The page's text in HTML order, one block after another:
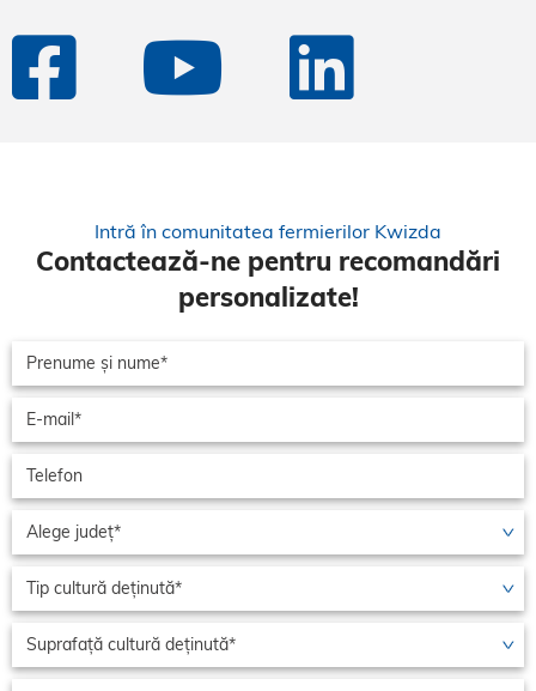
Intră în comunitatea fermierilor Kwizda
Contactează-ne pentru recomandări
personalizate!